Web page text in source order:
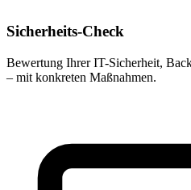
Sicherheits-Check
Bewertung Ihrer IT-Sicherheit,
– mit konkreten Maßnahmen.